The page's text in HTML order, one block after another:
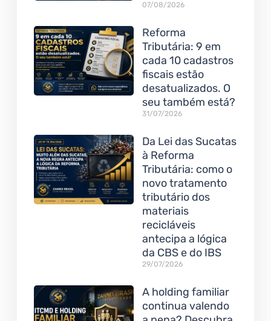
07/08/2026
Reforma
Tributária: 9 em
cada 10 cadastros
fiscais estão
desatualizados. O
seu também está?
31/07/2026
Da Lei das Sucatas
à Reforma
Tributária: como o
novo tratamento
tributário dos
materiais
recicláveis
antecipa a lógica
da CBS e do IBS
29/07/2026
A holding familiar
continua valendo